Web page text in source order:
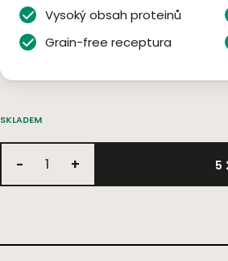
Vysoký obsah proteinů
Grain-free receptura
SKLADEM
- +